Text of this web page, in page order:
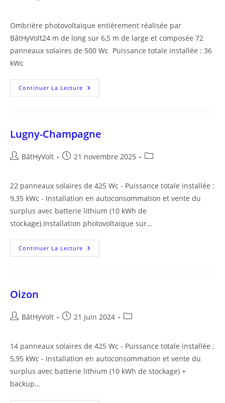
publication :
Ombrière photovoltaïque entièrement réalisée par
BâtHyVolt24 m de long sur 6,5 m de large et composée 72
panneaux solaires de 500 Wc Puissance totale installée : 36
kWc
Continuer La Lecture Sainte-
Solange
Lugny-Champagne
Auteur/autrice
publication :
BâtHyVolt
Publication
21 novembre 2025
Post
22 panneaux solaires de 425 Wc - Puissance totale installée :
9,35 kWc - Installation en autoconsommation et vente du
surplus avec batterie lithium (10 kWh de
stockage).Installation photovoltaïque sur…
Continuer La Lecture Lugny-
Champagne
Oizon
Auteur/autrice
publication :
BâtHyVolt
Publication
21 juin 2024
Post
14 panneaux solaires de 425 Wc - Puissance totale installée :
5,95 kWc - Installation en autoconsommation et vente du
surplus avec batterie lithium (10 kWh de stockage) +
backup…